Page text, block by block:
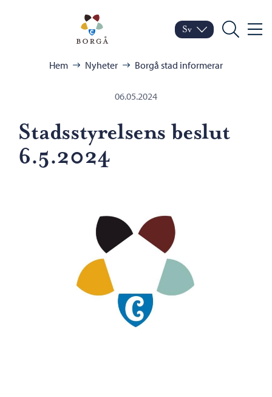
Porvoo – Gå till
Byt språk
Nuvarande språk:
Sv
Sök Meny
Bläddra:Hem Nyheter Borgå stad informerar
06.05.2024
Stadsstyrelsens beslut
6.5.2024